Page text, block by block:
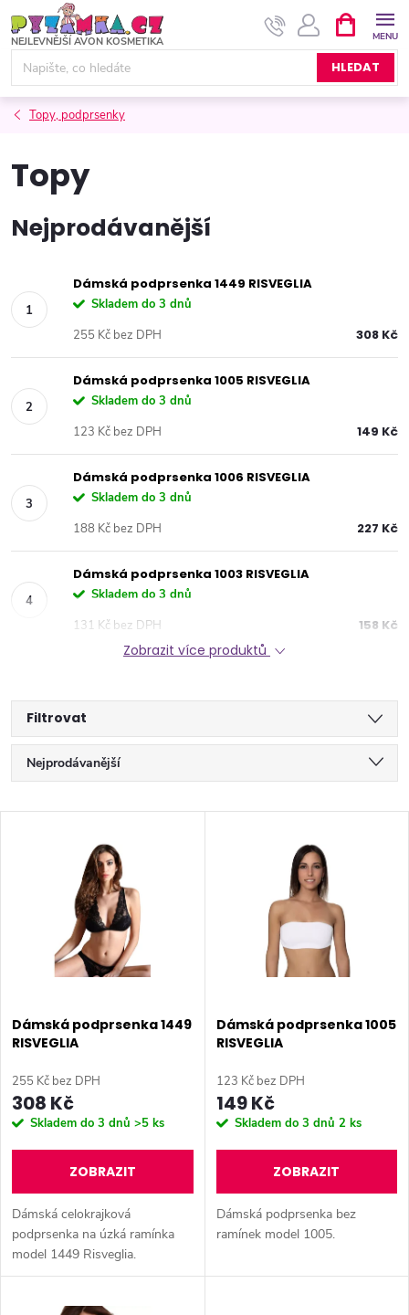
na
obsah
HLEDAT
NÁKUPNÍ
KOŠÍK
Topy, podprsenky
Topy
Nejprodávanější
Dámská podprsenka 1449 RISVEGLIA
Skladem do 3 dnů
308 Kč
255 Kč bez DPH
Dámská podprsenka 1005 RISVEGLIA
Skladem do 3 dnů
149 Kč
123 Kč bez DPH
Dámská podprsenka 1006 RISVEGLIA
Skladem do 3 dnů
227 Kč
188 Kč bez DPH
Dámská podprsenka 1003 RISVEGLIA
Skladem do 3 dnů
158 Kč
131 Kč bez DPH
Zobrazit více produktů
Filtrovat
Ř
a
p
r
o
u
k
Nejprodávanější
Abecedně
s
p
r
o
d
u
k
Dámská podprsenka 1449
RISVEGLIA
255 Kč bez DPH
308 Kč
Skladem do 3 dnů >5 ks
ZOBRAZIT
Dámská celokrajková
podprsenka na úzká ramínka
model 1449 Risveglia.
Dámská podprsenka 1005
RISVEGLIA
123 Kč bez DPH
149 Kč
Skladem do 3 dnů 2 ks
ZOBRAZIT
Dámská podprsenka bez
ramínek model 1005.